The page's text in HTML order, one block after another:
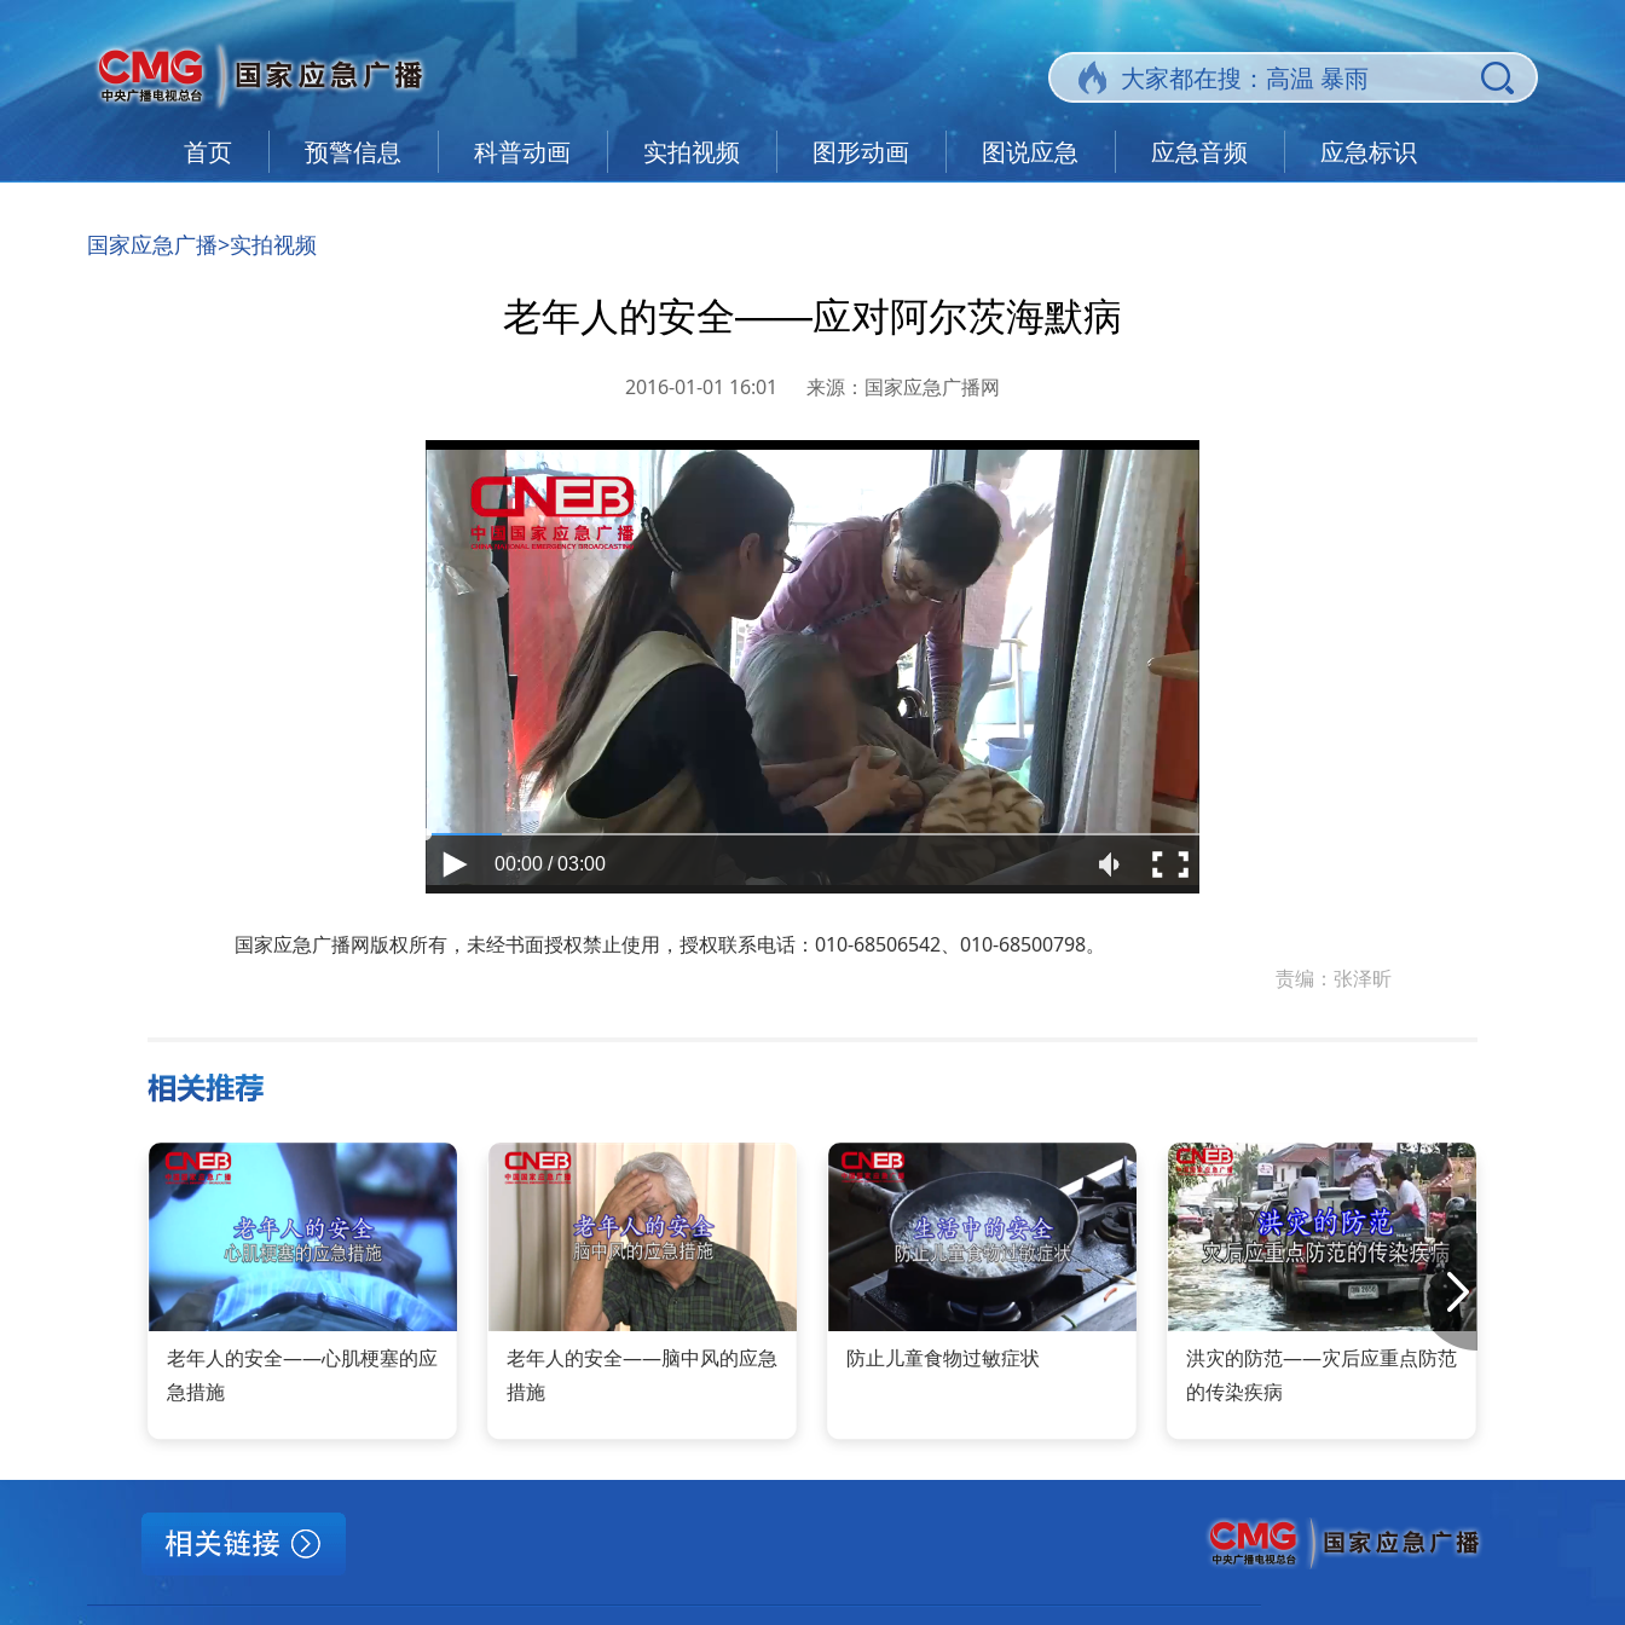
首页 预警信息 科普动画 实拍视频 图形动画 图说应急 应急音频 应急标识
国家应急广播>实拍视频
老年人的安全——应对阿尔茨海默病
2016-01-01 16:01 来源： 国家应急广播网
00:00 / 03:00
国家应急广播网版权所有，未经书面授权禁止使用，授权联系电话：010-68506542、010-68500798。
责编： 张泽昕
老年人的安全——心肌梗塞的应
急措施
老年人的安全——脑中风的应急
措施
防止儿童食物过敏症状
洪灾的防范——灾后应重点防范
的传染疾病